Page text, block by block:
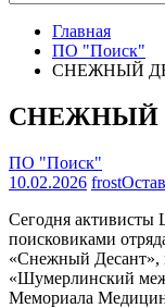
Главная
ПО "Поиск"
СНЕЖНЫЙ
СНЕЖНЫЙ
ПО "Поиск"
10.02.2026 frost
Сегодня
поисковиками
«Снежный Десант»,
«Шумерлинский
Мемориала